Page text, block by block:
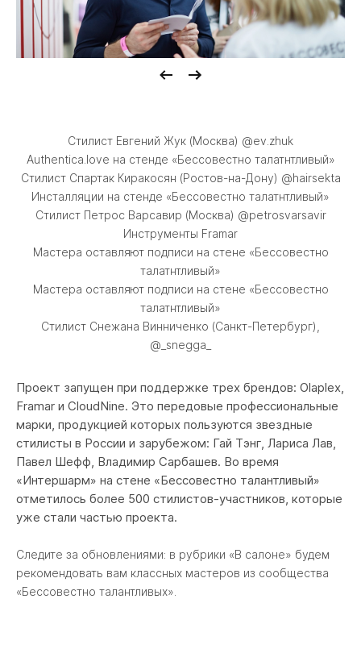
Стилист Евгений Жук (Москва) @ev.zhuk
Authentica.love на стенде «Бессовестно талатнтливый»
Стилист Спартак Киракосян (Ростов-на-Дону) @hairsekta
Инсталляции на стенде «Бессовестно талатнтливый»
Стилист Петрос Варсавир (Москва) @petrosvarsavir
Инструменты Framar
Мастера оставляют подписи на стене «Бессовестно
талатнтливый»
Мастера оставляют подписи на стене «Бессовестно
талатнтливый»
Стилист Снежана Винниченко (Санкт-Петербург),
@_snegga_
Проект запущен при поддержке трех брендов: Olaplex,
Framar и CloudNine. Это передовые профессиональные
марки, продукцией которых пользуются звездные
стилисты в России и зарубежом: Гай Тэнг, Лариса Лав,
Павел Шефф, Владимир Сарбашев. Во время
«Интершарм» на стене «Бессовестно талантливый»
отметилось более 500 стилистов-участников, которые
уже стали частью проекта.
Следите за обновлениями: в рубрики «В салоне» будем
рекомендовать вам классных мастеров из сообщества
«Бессовестно талантливых».